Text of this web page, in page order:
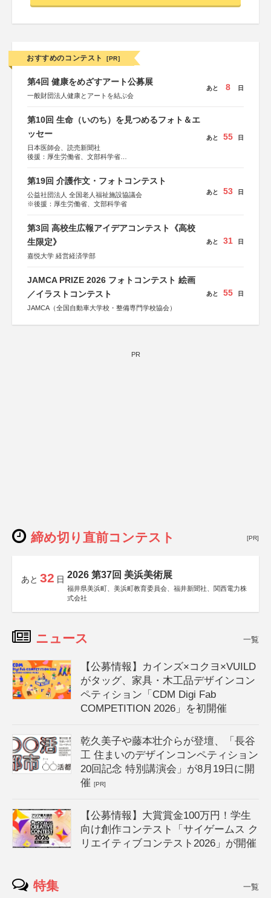
おすすめのコンテスト [PR]
第4回 健康をめざすアート公募展
一般財団法人健康とアートを結ぶ会
あと 8 日
第10回 生命（いのち）を見つめるフォト＆エ
ッセー
日本医師会、読売新聞社
後援：厚生労働省、文部科学省
あと 55 日
第19回 介護作文・フォトコンテスト
公益社団法人 全国老人福祉施設協議会
※後援：厚生労働省、文部科学省
あと 53 日
第3回 高校生広報アイデアコンテスト《高校
生限定》
嘉悦大学 経営経済学部
あと 31 日
JAMCA PRIZE 2026 フォトコンテスト 絵画
／イラストコンテスト
JAMCA（全国自動車大学校・整備専門学校協会）
あと 55 日
PR
締め切り直前コンテスト [PR]
あと 32 日 2026 第37回 美浜美術展
福井県美浜町、美浜町教育委員会、福井新聞社、関西電力株
式会社
ニュース 一覧
【公募情報】カインズ×コクヨ×VUILD
がタッグ、家具・木工品デザインコン
ペティション「CDM Digi Fab
COMPETITION 2026」を初開催
乾久美子や藤本壮介らが登壇、「長谷
工 住まいのデザインコンペティション
20回記念 特別講演会」が8月19日に開
催[PR]
【公募情報】大賞賞金100万円！学生
向け創作コンテスト「サイゲームス ク
リエイティブコンテスト2026」が開催
特集 一覧